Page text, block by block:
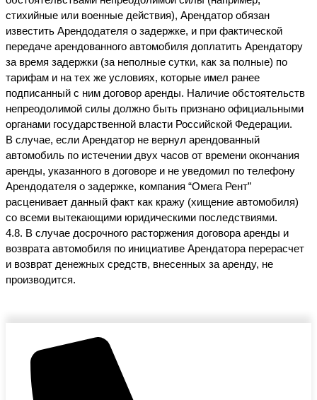
стихийные или военные действия), Арендатор обязан
известить Арендодателя о задержке, и при фактической
передаче арендованного автомобиля доплатить Арендатору
за время задержки (за неполные сутки, как за полные) по
тарифам и на тех же условиях, которые имел ранее
подписанный с ним договор аренды. Наличие обстоятельств
непреодолимой силы должно быть признано официальными
органами государственной власти Российской Федерации.
В случае, если Арендатор не вернул арендованный
автомобиль по истечении двух часов от времени окончания
аренды, указанного в договоре и не уведомил по телефону
Арендодателя о задержке, компания “Омега Рент”
расценивает данный факт как кражу (хищение автомобиля)
со всеми вытекающими юридическими последствиями.
4.8. В случае досрочного расторжения договора аренды и
возврата автомобиля по инициативе Арендатора перерасчет
и возврат денежных средств, внесенных за аренду, не
производится.